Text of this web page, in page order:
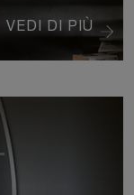
VEDI DI PIÙ